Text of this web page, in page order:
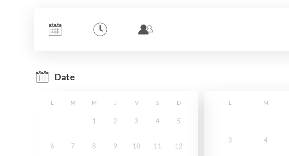
Date
L M M J V S D
1 2 3 4 5
6 7 8 9 10 11 12
L M
3 4